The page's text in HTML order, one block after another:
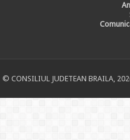
© CONSILIUL JUDETEAN BRAILA,